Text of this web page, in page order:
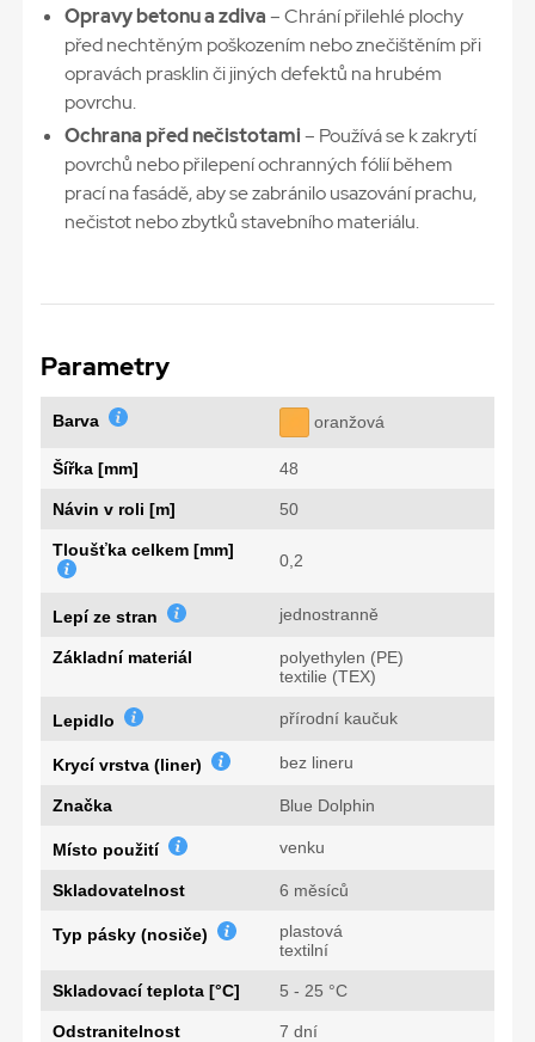
Opravy betonu a zdiva– Chrání přilehlé plochy
před nechtěným poškozením nebo znečištěním při
opravách prasklin či jiných defektů na hrubém
povrchu.
Ochrana před nečistotami– Používá se k zakrytí
povrchů nebo přilepení ochranných fólií během
prací na fasádě, aby se zabránilo usazování prachu,
nečistot nebo zbytků stavebního materiálu.
Parametry
Barva oranžová
Šířka [mm] 48
Návin v roli [m] 50
Tloušťka celkem [mm]
0,2
Lepí ze stran jednostranně
Základní materiál
polyethylen (PE)
textilie (TEX)
Lepidlo přírodní kaučuk
Krycí vrstva (liner) bez lineru
Značka Blue Dolphin
Místo použití venku
Skladovatelnost 6 měsíců
Typ pásky (nosiče)
plastová
textilní
Skladovací teplota [°C] 5 - 25 °C
Odstranitelnost 7 dní